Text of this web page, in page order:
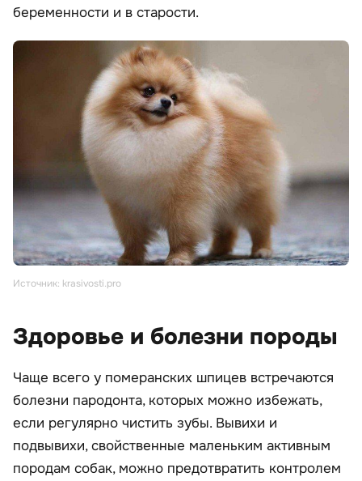
беременности и в старости.
Источник: krasivosti.pro
Здоровье и болезни породы
Чаще всего у померанских шпицев встречаются
болезни пародонта, которых можно избежать,
если регулярно чистить зубы. Вывихи и
подвывихи, свойственные маленьким активным
породам собак, можно предотвратить контролем